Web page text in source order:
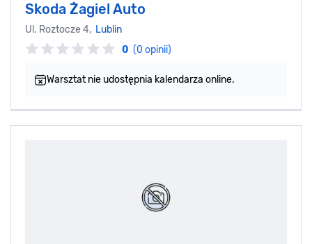
Skoda Żagiel Auto
Ul. Roztocze 4, Lublin
0 (0 opinii)
Warsztat nie udostępnia kalendarza online.